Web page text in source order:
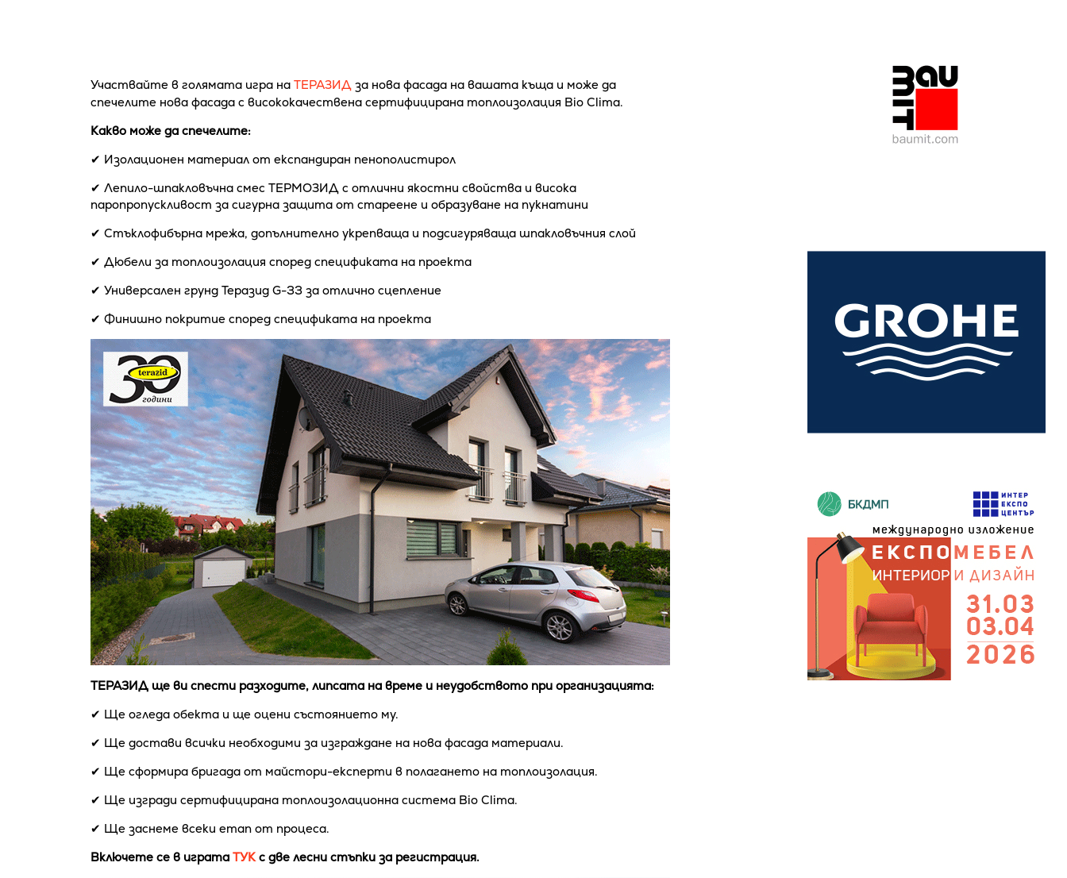
Участвайте в голямата игра на ТЕРАЗИД за нова фасада на вашата къща и може да
спечелите нова фасада с висококачествена сертифицирана топлоизолация Bio Clima.
Какво може да спечелите:
✔ Изолационен материал от експандиран пенополистирол
✔ Лепило-шпакловъчна смес ТЕРМОЗИД с отлични якостни свойства и висока
паропропускливост за сигурна защита от стареене и образуване на пукнатини
✔ Стъклофибърна мрежа, допълнително укрепваща и подсигуряваща шпакловъчния слой
✔ Дюбели за топлоизолация според спецификата на проекта
✔ Универсален грунд Теразид G-33 за отлично сцепление
✔ Финишно покритие според спецификата на проекта
ТЕРАЗИД ще ви спести разходите, липсата на време и неудобството при организацията:
✔ Ще огледа обекта и ще оцени състоянието му.
✔ Ще достави всички необходими за изграждане на нова фасада материали.
✔ Ще сформира бригада от майстори-експерти в полагането на топлоизолация.
✔ Ще изгради сертифицирана топлоизолационна система Bio Clima.
✔ Ще заснеме всеки етап от процеса.
Включете се в играта ТУКс две лесни стъпки за регистрация.